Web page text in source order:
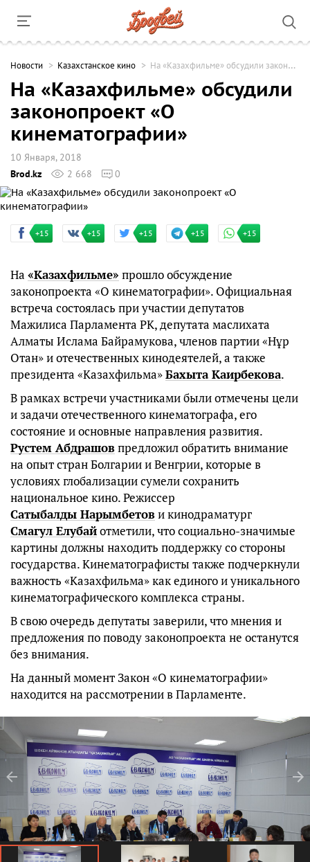
Новости Казахстанское кино На «Казахфильме» обсудили законопроект «О кинематографии»
На «Казахфильме» обсудили
законопроект «О
кинематографии»
10 Января, 2018
Brod.kz
2 668 0
+15 +15 +15 +15 +15
На «Казахфильме» прошло обсуждение
законопроекта «О кинематографии». Официальная
встреча состоялась при участии депутатов
Мажилиса Парламента РК, депутата маслихата
Алматы Ислама Байрамукова, членов партии «Нұр
Отан» и отечественных кинодеятелей, а также
президента «Казахфильма»Бахыта Каирбекова.
В рамках встречи участниками были отмечены цели
и задачи отечественного кинематографа, его
состояние и основные направления развития.
Рустем Абдрашовпредложил обратить внимание
на опыт стран Болгарии и Венгрии, которые в
условиях глобализации сумели сохранить
национальное кино. Режиссер
Сатыбалды Нарымбетови кинодраматург
Смагул Елубайотметили, что социально-значимые
картины должны находить поддержку со стороны
государства. Кинематографисты также подчеркнули
важность «Казахфильма» как единого и уникального
кинематографического комплекса страны.
В свою очередь депутаты заверили, что мнения и
предложения по поводу законопроекта не останутся
без внимания.
На данный момент Закон «О кинематографии»
находится на рассмотрении в Парламенте.